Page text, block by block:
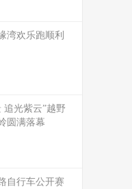
湾欢乐跑顺利
追光紫云”越野
圆满落幕
自行车公开赛